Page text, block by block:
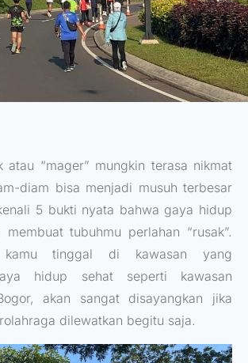
atau “mager” mungkin terasa nikmat
diam bisa menjadi musuh terbesar
5 bukti nyata bahwa gaya hidup
tubuhmu perlahan “rusak”.
tinggal di kawasan yang
hidup sehat seperti kawasan
akan sangat disayangkan jika
dilewatkan begitu saja.